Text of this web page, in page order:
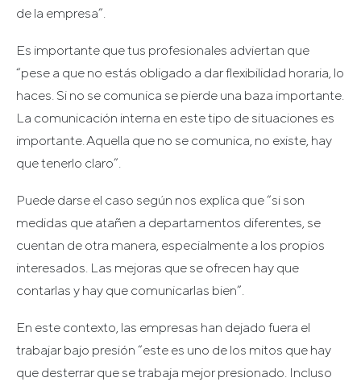
de la empresa”.
Es importante que tus profesionales adviertan que
“pese a que no estás obligado a dar flexibilidad horaria, lo
haces. Si no se comunica se pierde una baza importante.
La comunicación interna en este tipo de situaciones es
importante. Aquella que no se comunica, no existe, hay
que tenerlo claro”.
Puede darse el caso según nos explica que “si son
medidas que atañen a departamentos diferentes, se
cuentan de otra manera, especialmente a los propios
interesados. Las mejoras que se ofrecen hay que
contarlas y hay que comunicarlas bien”.
En este contexto, las empresas han dejado fuera el
trabajar bajo presión “este es uno de los mitos que hay
que desterrar que se trabaja mejor presionado. Incluso